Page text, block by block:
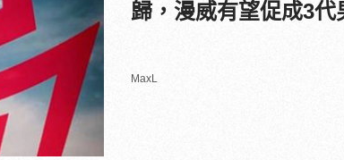
歸，漫威有望促成3代
MaxL